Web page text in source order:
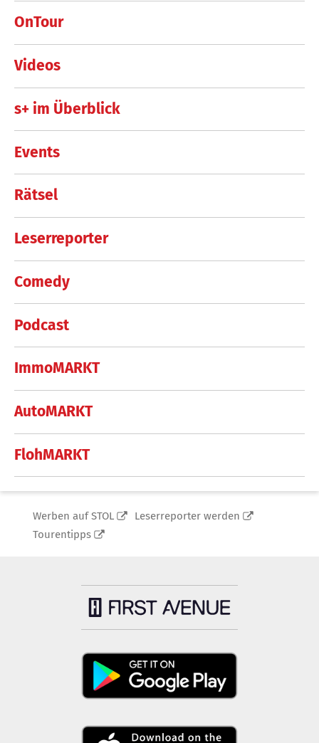
OnTour
Videos
s+ im Überblick
Events
Rätsel
Leserreporter
Comedy
Podcast
ImmoMARKT
AutoMARKT
FlohMARKT
Werben auf STOL
Leserreporter werden
Tourentipps